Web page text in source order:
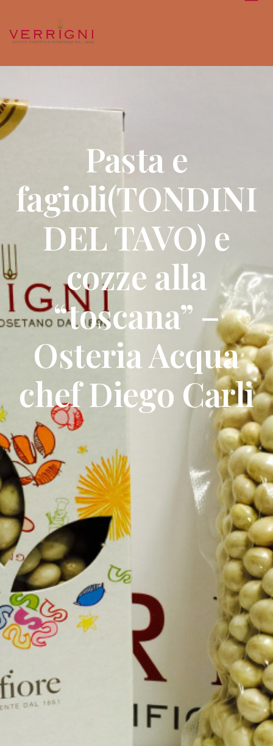
Pasta e
fagioli(TONDINI
DEL TAVO) e
cozze alla
“toscana” –
Osteria Acqua
chef Diego Carli